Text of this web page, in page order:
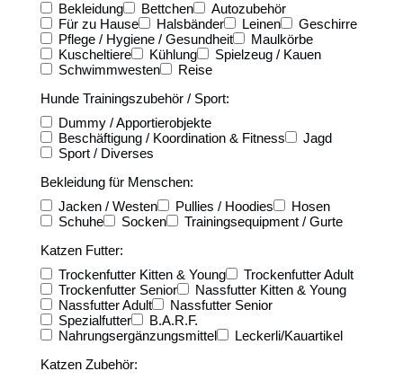
Bekleidung
Bettchen
Autozubehör
Für zu Hause
Halsbänder Leinen
Geschirre
Pflege / Hygiene / Gesundheit
Maulkörbe
Kuscheltiere
Kühlung
Spielzeug / Kauen
Schwimmwesten
Reise
Hunde Trainingszubehör / Sport:
Dummy / Apportierobjekte
Beschäftigung / Koordination & Fitness
Jagd
Sport / Diverses
Bekleidung für Menschen:
Jacken / Westen
Pullies / Hoodies
Hosen
Schuhe
Socken
Trainingsequipment / Gurte
Katzen Futter:
Trockenfutter Kitten & Young
Trockenfutter Adult
Trockenfutter Senior
Nassfutter Kitten & Young
Nassfutter Adult
Nassfutter Senior
Spezialfutter
B.A.R.F.
Nahrungsergänzungsmittel
Leckerli/Kauartikel
Katzen Zubehör: